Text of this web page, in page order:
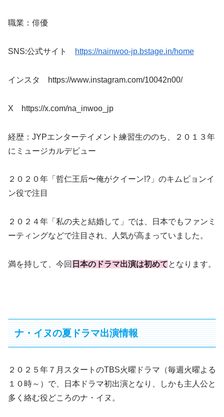
職業：俳優
SNS:公式サイト https://nainwoo-jp.bstage.in/home
インスタ https://www.instagram.com/10042n00/
X https://x.com/na_inwoo_jp
経歴：JYPエンターテイメント練習生ののち、２０１３年
にミュージカルデビュー
２０２０年「哲仁王后〜俺がクイーン!?」のキムビョンイ
ン役で注目
２０２４年「私の夫と結婚して」では、日本でもファンミ
ーティングなどで注目され、人気が高まっていました。
満を持して、今回 日本のドラマ出演は初めてとなります。
ナ・イヌの夏ドラマ出演情報
２０２５年７月スタートのTBS火曜ドラマ（毎週火曜よる
１０時～）で、日本ドラマ初出演となり、しかも主人公と
多く絡む役どころのナ・イヌ。